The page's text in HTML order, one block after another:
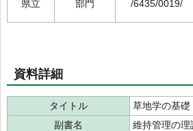
県立 部門 /6435/0019/
資料詳細
タイトル
草地学の基礎
副書名
維持管理の理